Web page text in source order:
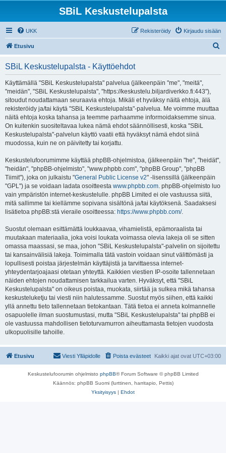
SBiL Keskustelupalsta
UKK Kirjaudu sisään
Rekisteröidy
Etusivu
SBiL Keskustelupalsta - Käyttöehdot
Käyttämällä "SBiL Keskustelupalsta" palvelua (jälkeenpäin "me", "meitä",
"meidän", "SBiL Keskustelupalsta", "https://keskustelu.biljardiverkko.fi:443"),
sitoudut noudattamaan seuraavia ehtoja. Mikäli et hyväksy näitä ehtoja, älä
rekisteröidy ja/tai käytä "SBiL Keskustelupalsta"-palvelua. Me voimme muuttaa
näitä ehtoja koska tahansa ja teemme parhaamme informoidaksemme sinua.
On kuitenkin suositeltavaa lukea nämä ehdot säännöllisesti, koska "SBiL
Keskustelupalsta"-palvelun käyttö vaatii että hyväksyt nämä ehdot siinä
muodossa, kuin ne on päivitetty tai korjattu.
Keskustelufoorumimme käyttää phpBB-ohjelmistoa, (jälkeenpäin "he", "heidät",
"heidän", "phpBB-ohjelmisto", "www.phpbb.com", "phpBB Group", "phpBB
Tiimit"), joka on julkaistu "General Public License v2" -lisenssillä (jälkeenpäin
"GPL") ja se voidaan ladata osoitteesta www.phpbb.com. phpBB-ohjelmisto luo
vain ympäristön internet-keskustelulle. phpBB Limited ei ole vastuussa siitä,
mitä sallimme tai kiellämme sopivana sisältönä ja/tai käytöksenä. Saadaksesi
lisätietoa phpBB:stä vieraile osoitteessa: https://www.phpbb.com/.
Suostut olemaan esittämättä loukkaavaa, vihamielistä, epämoraalista tai
muutakaan materiaalia, joka voisi loukata voimassa olevia lakeja oli se sitten
omassa maassasi, se maa, johon "SBiL Keskustelupalsta"-palvelin on sijoitettu
tai kansainvälisiä lakeja. Toimimalla tätä vastoin voidaan sinut välittömästi ja
lopullisesti poistaa järjestelmän käyttäjistä ja tarvittaessa internet-
yhteydentarjoajaasi otetaan yhteyttä. Kaikkien viestien IP-osoite tallennetaan
näiden ehtojen noudattamisen tarkkailua varten. Hyväksyt, että "SBiL
Keskustelupalsta" on oikeus poistaa, muokata, siirtää ja sulkea mikä tahansa
keskusteluketju tai viesti niin halutessamme. Suostut myös siihen, että kaikki
yllä annettu tieto tallennetaan tietokantaan. Tätä tietoa ei anneta kolmannelle
osapuolelle ilman suostumustasi, mutta "SBiL Keskustelupalsta" tai phpBB ei
ole vastuussa mahdollisen tietoturvamurron aiheuttamasta tietojen vuodosta
ulkopuolisille tahoille.
Etusivu Kaikki ajat ovat UTC+03:00
Poista evästeet
Viesti Ylläpidolle
Keskustelufoorumin ohjelmisto phpBB® Forum Software © phpBB Limited
Käännös: phpBB Suomi (lurttinen, harritapio, Pettis)
Yksityisyys | Ehdot